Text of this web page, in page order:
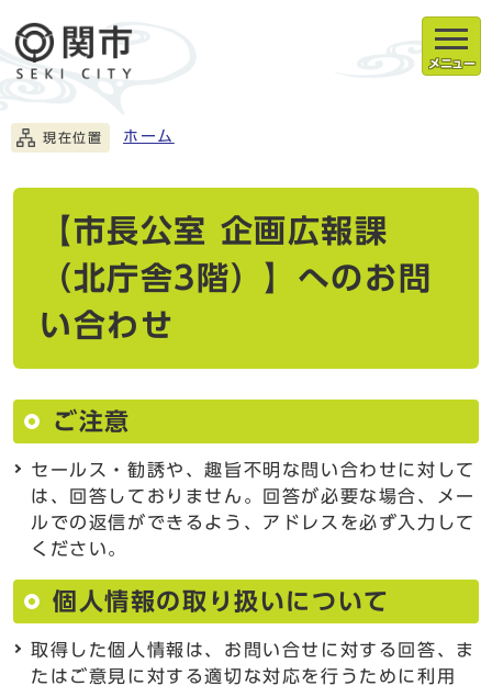
メニュー
現在位置 ホーム
【市長公室 企画広報課
（北庁舎3階）】へのお問
い合わせ
ご注意
セールス・勧誘や、趣旨不明な問い合わせに対して
は、回答しておりません。回答が必要な場合、メー
ルでの返信ができるよう、アドレスを必ず入力して
ください。
個人情報の取り扱いについて
取得した個人情報は、お問い合せに対する回答、ま
たはご意見に対する適切な対応を行うために利用